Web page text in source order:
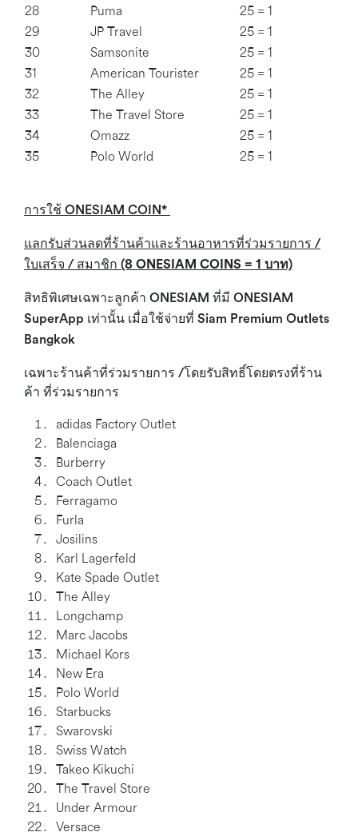
28
Puma
25 = 1
29
JP Travel
25 = 1
30
Samsonite
25 = 1
31
American Tourister
25 = 1
32
The Alley
25 = 1
33
The Travel Store
25 = 1
34
Omazz
25 = 1
35
Polo World 25 = 1
การใช้ ONESIAM COIN*
แลกรับส่วนลดที่ร้านค้าและร้านอาหารที่ร่วมรายการ /
ใบเสร็จ / สมาชิก (8 ONESIAM COINS = 1 บาท)
สิทธิพิเศษเฉพาะลูกค้า ONESIAM ที่มี ONESIAM
SuperApp เท่านั้น เมื่อใช้จ่ายที่ Siam Premium Outlets
Bangkok
เฉพาะร้านค้าที่ร่วมรายการ / โดยรับสิทธิ์โดยตรงที่ร้าน
ค้า ที่ร่วมรายการ
adidas Factory Outlet
Balenciaga
Burberry
Coach Outlet
Ferragamo
Furla
Josilins
Karl Lagerfeld
Kate Spade Outlet
The Alley
Longchamp
Marc Jacobs
Michael Kors
New Era
Polo World
Starbucks
Swarovski
Swiss Watch
Takeo Kikuchi
The Travel Store
Under Armour
Versace